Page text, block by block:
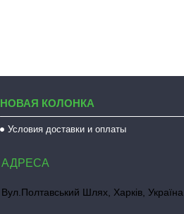
НОВАЯ КОЛОНКА
Условия доставки и оплаты
Вул.Полтавський Шлях, Харків, Україна